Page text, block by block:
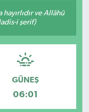
ve Allâhü
i şerif)
GÜNEŞ
06:01